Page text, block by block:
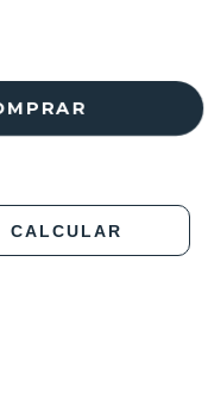
CALCULAR